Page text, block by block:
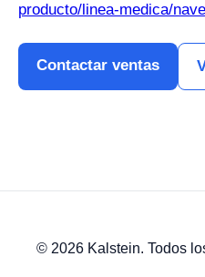
producto/linea-medica/
Contactar ventas
© 2026 Kalstein. Todos